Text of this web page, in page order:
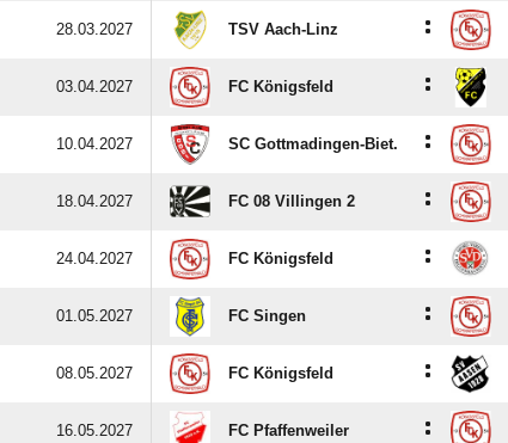
28.03.2027 TSV Aach-Linz :
03.04.2027 FC Königsfeld :
10.04.2027 SC Gottmadingen-Biet. :
18.04.2027 FC 08 Villingen 2 :
24.04.2027 FC Königsfeld :
01.05.2027 FC Singen :
08.05.2027 FC Königsfeld :
16.05.2027 FC Pfaffenweiler :